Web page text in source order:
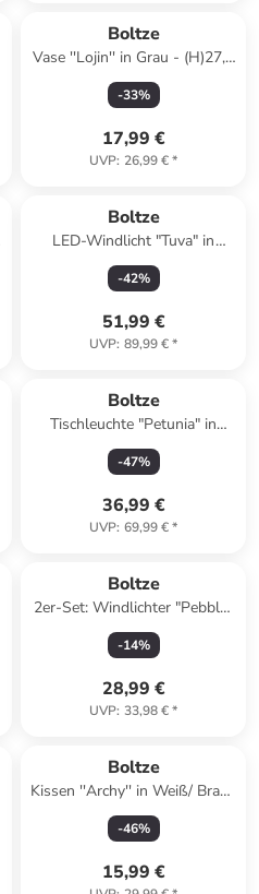
Boltze
Vase ''Lojin'' in Grau - (H)27,8
x Ø 16 cm
-33%
17,99 €
UVP: 26,99 €*
Boltze
LED-Windlicht "Tuva" in
Hellbraun - (H)60 cm
-42%
51,99 €
UVP: 89,99 €*
Boltze
Tischleuchte "Petunia" in
Beige - (H)41 cm
-47%
36,99 €
UVP: 69,99 €*
Boltze
2er-Set: Windlichter "Pebble"
in Hellblau/ Türkis - (H)12 x Ø
10 cm
-14%
28,99 €
UVP: 33,98 €*
Boltze
Kissen ''Archy'' in Weiß/ Braun
- (L)45 x (B)45 cm
-46%
15,99 €